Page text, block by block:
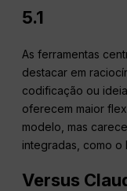
5.1
As ferramentas
destacar em
codificação ou
oferecem maior
modelo, mas
integradas, como o
Versus